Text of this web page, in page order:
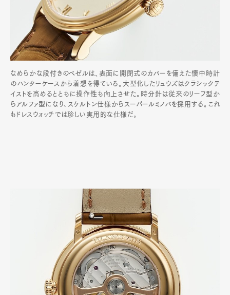
なめらかな段付きのベゼルは、表面に開閉式のカバーを備えた懐中時計
のハンターケースから着想を得ている。大型化したリュウズはクラシックテ
イストを高めるとともに操作性も向上させた。時分針は従来のリーフ型か
らアルファ型になり､スケルトン仕様からスーパールミノバを採用する｡これ
もドレスウォッチでは珍しい実用的な仕様だ｡